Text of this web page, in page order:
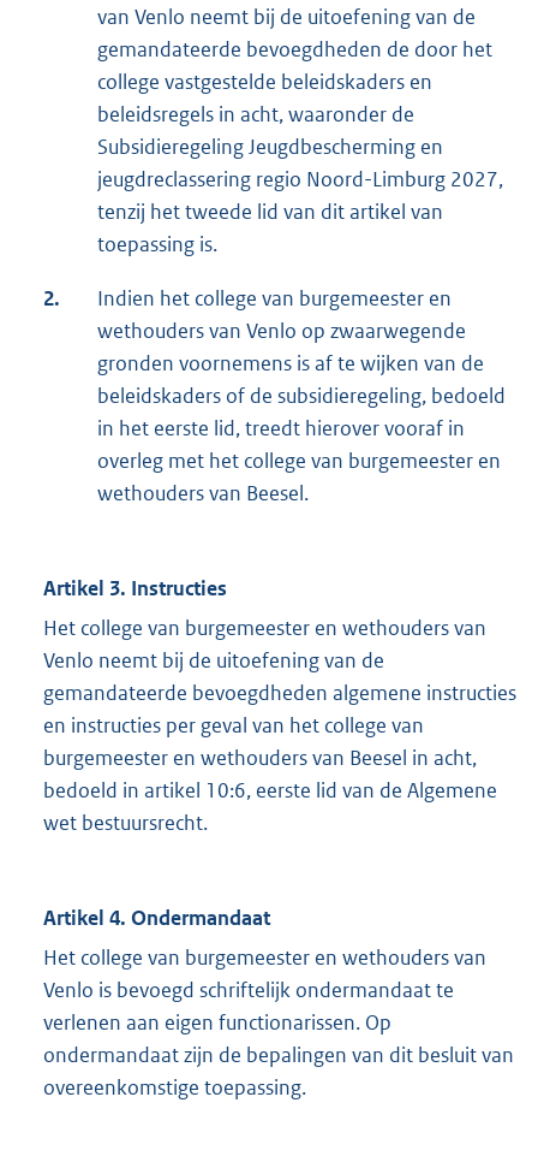
van Venlo neemt bij de uitoefening van de
gemandateerde bevoegdheden de door het
college vastgestelde beleidskaders en
beleidsregels in acht, waaronder de
Subsidieregeling Jeugdbescherming en
jeugdreclassering regio Noord-Limburg 2027,
tenzij het tweede lid van dit artikel van
toepassing is.
2.
Indien het college van burgemeester en
wethouders van Venlo op zwaarwegende
gronden voornemens is af te wijken van de
beleidskaders of de subsidieregeling, bedoeld
in het eerste lid, treedt hierover vooraf in
overleg met het college van burgemeester en
wethouders van Beesel.
Artikel 3. Instructies
Het college van burgemeester en wethouders van
Venlo neemt bij de uitoefening van de
gemandateerde bevoegdheden algemene instructies
en instructies per geval van het college van
burgemeester en wethouders van Beesel in acht,
bedoeld in artikel 10:6, eerste lid van de Algemene
wet bestuursrecht.
Artikel 4. Ondermandaat
Het college van burgemeester en wethouders van
Venlo is bevoegd schriftelijk ondermandaat te
verlenen aan eigen functionarissen. Op
ondermandaat zijn de bepalingen van dit besluit van
overeenkomstige toepassing.